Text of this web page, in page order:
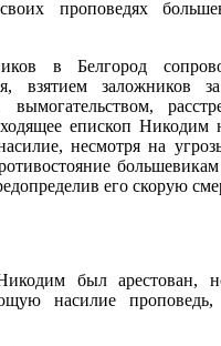
проповедях
в Белгород
взятием заложников
епископ Никодим
несмотря на
его скорую
был арестован,
насилие